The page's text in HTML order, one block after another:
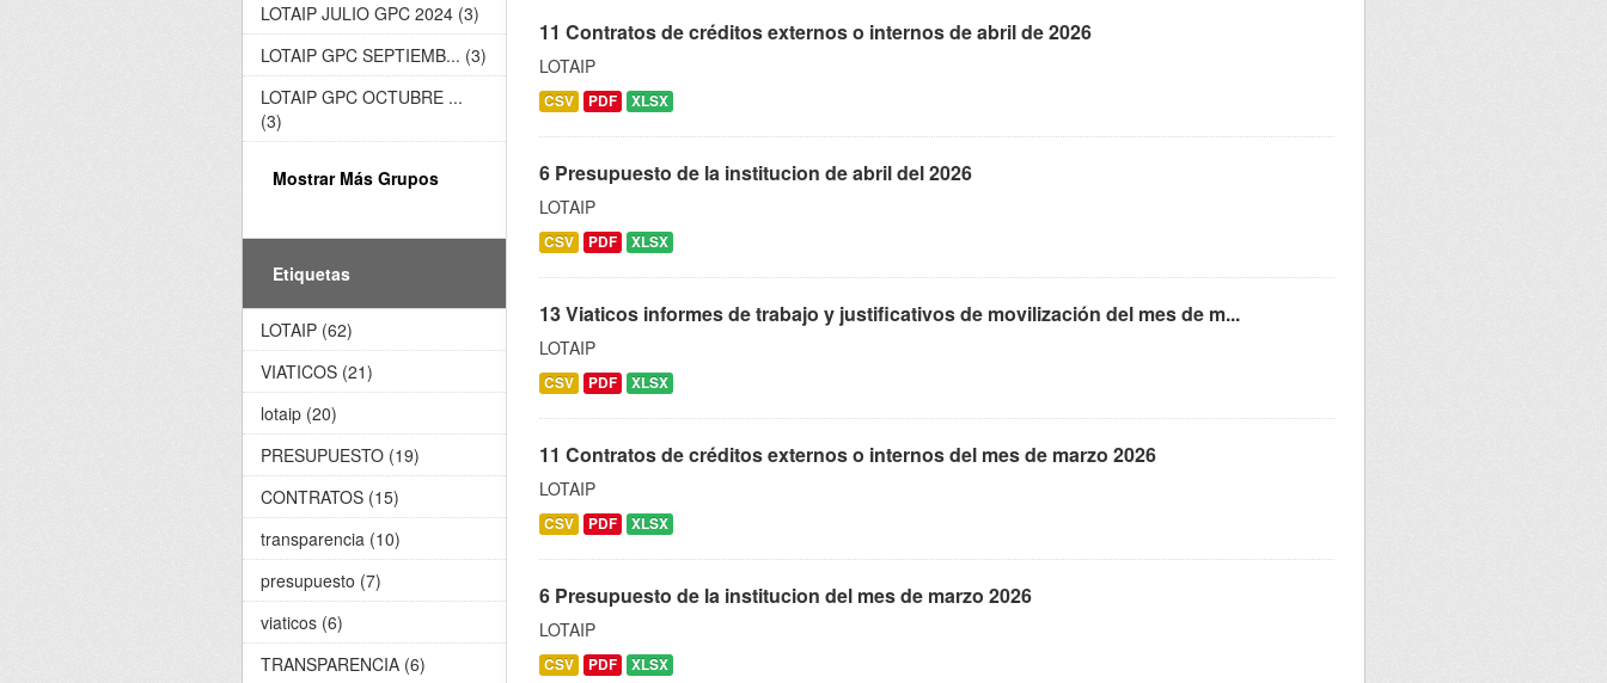
11 Contratos de créditos externos o internos de abril de 2026
LOTAIP
CSV PDF XLSX
6 Presupuesto de la institucion de abril del 2026
LOTAIP
CSV PDF XLSX
13 Viaticos informes de trabajo y justificativos de movilización del mes de m...
LOTAIP
CSV PDF XLSX
11 Contratos de créditos externos o internos del mes de marzo 2026
LOTAIP
CSV PDF XLSX
6 Presupuesto de la institucion del mes de marzo 2026
LOTAIP
CSV PDF XLSX
LOTAIP JULIO GPC 2024 (3)
LOTAIP GPC SEPTIEMB... (3)
LOTAIP GPC OCTUBRE ...
(3)
Mostrar Más Grupos
Etiquetas
LOTAIP (62)
VIATICOS (21)
lotaip (20)
PRESUPUESTO (19)
CONTRATOS (15)
transparencia (10)
presupuesto (7)
viaticos (6)
TRANSPARENCIA (6)